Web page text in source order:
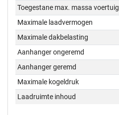
Toegestane max. massa voertuig
Maximale laadvermogen
Maximale dakbelasting
Aanhanger ongeremd
Aanhanger geremd
Maximale kogeldruk
Laadruimte inhoud